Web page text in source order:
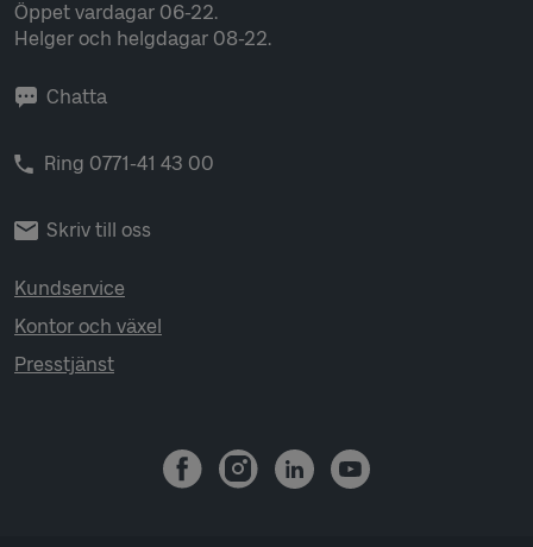
Öppet vardagar 06-22.
Helger och helgdagar 08-22.
Chatta
Ring 0771-41 43 00
Skriv till oss
Kundservice
Kontor och växel
Presstjänst